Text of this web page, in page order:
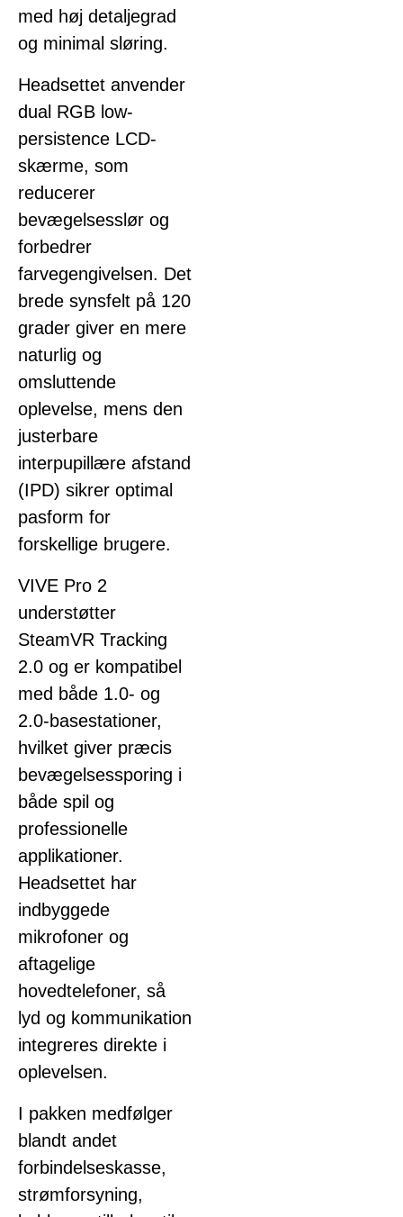
med høj detaljegrad
og minimal sløring.
Headsettet anvender
dual RGB low-
persistence LCD-
skærme, som
reducerer
bevægelsesslør og
forbedrer
farvegengivelsen. Det
brede synsfelt på 120
grader giver en mere
naturlig og
omsluttende
oplevelse, mens den
justerbare
interpupillære afstand
(IPD) sikrer optimal
pasform for
forskellige brugere.
VIVE Pro 2
understøtter
SteamVR Tracking
2.0 og er kompatibel
med både 1.0- og
2.0-basestationer,
hvilket giver præcis
bevægelsessporing i
både spil og
professionelle
applikationer.
Headsettet har
indbyggede
mikrofoner og
aftagelige
hovedtelefoner, så
lyd og kommunikation
integreres direkte i
oplevelsen.
I pakken medfølger
blandt andet
forbindelseskasse,
strømforsyning,